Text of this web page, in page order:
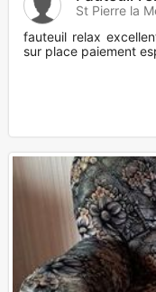
St Pierre la
fauteuil relax
sur place paiement